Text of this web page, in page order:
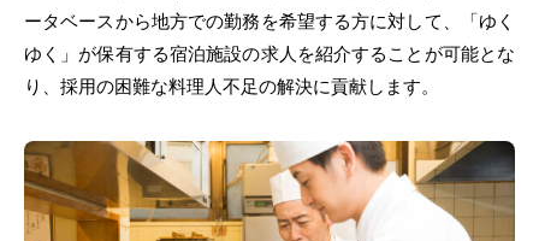
ータベースから地方での勤務を希望する方に対して、「ゆく
ゆく」が保有する宿泊施設の求人を紹介することが可能とな
り、採用の困難な料理人不足の解決に貢献します。